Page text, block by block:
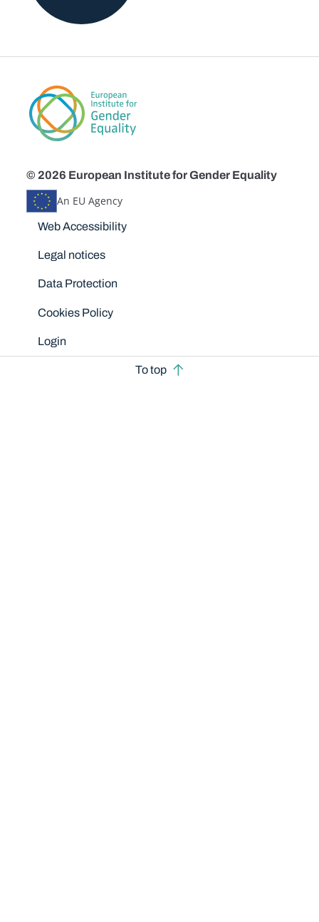
© 2026 European Institute for Gender Equality
An EU Agency
Disclaimers
Web Accessibility
Legal notices
Data Protection
Cookies Policy
Login
To top